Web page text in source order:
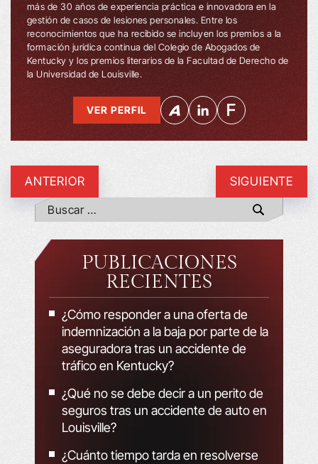
más de 30 años de experiencia práctica e innovadora en la
gestión de casos de lesiones personales. Entre los
reconocimientos que ha recibido se incluyen los premios a la
formación jurídica continua del Colegio de Abogados de
Kentucky y los premios literarios de la Facultad de Derecho de
la Universidad de Louisville.
VER PERFIL
ANTERIOR SIGUIENTE
PUBLICACIONES
RECIENTES
¿Cómo responder a una oferta de
indemnización a la baja por parte de la
aseguradora tras un accidente de
tráfico en Kentucky?
¿Qué no se debe decir a un perito de
seguros tras un accidente de auto en
Louisville?
¿Cuánto tiempo tarda en resolverse